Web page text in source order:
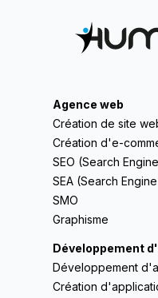
Agence web
Création de site
Création d'e-
SEO (Search
SEA (Search
SMO
Graphisme
Développement
Développement
Création